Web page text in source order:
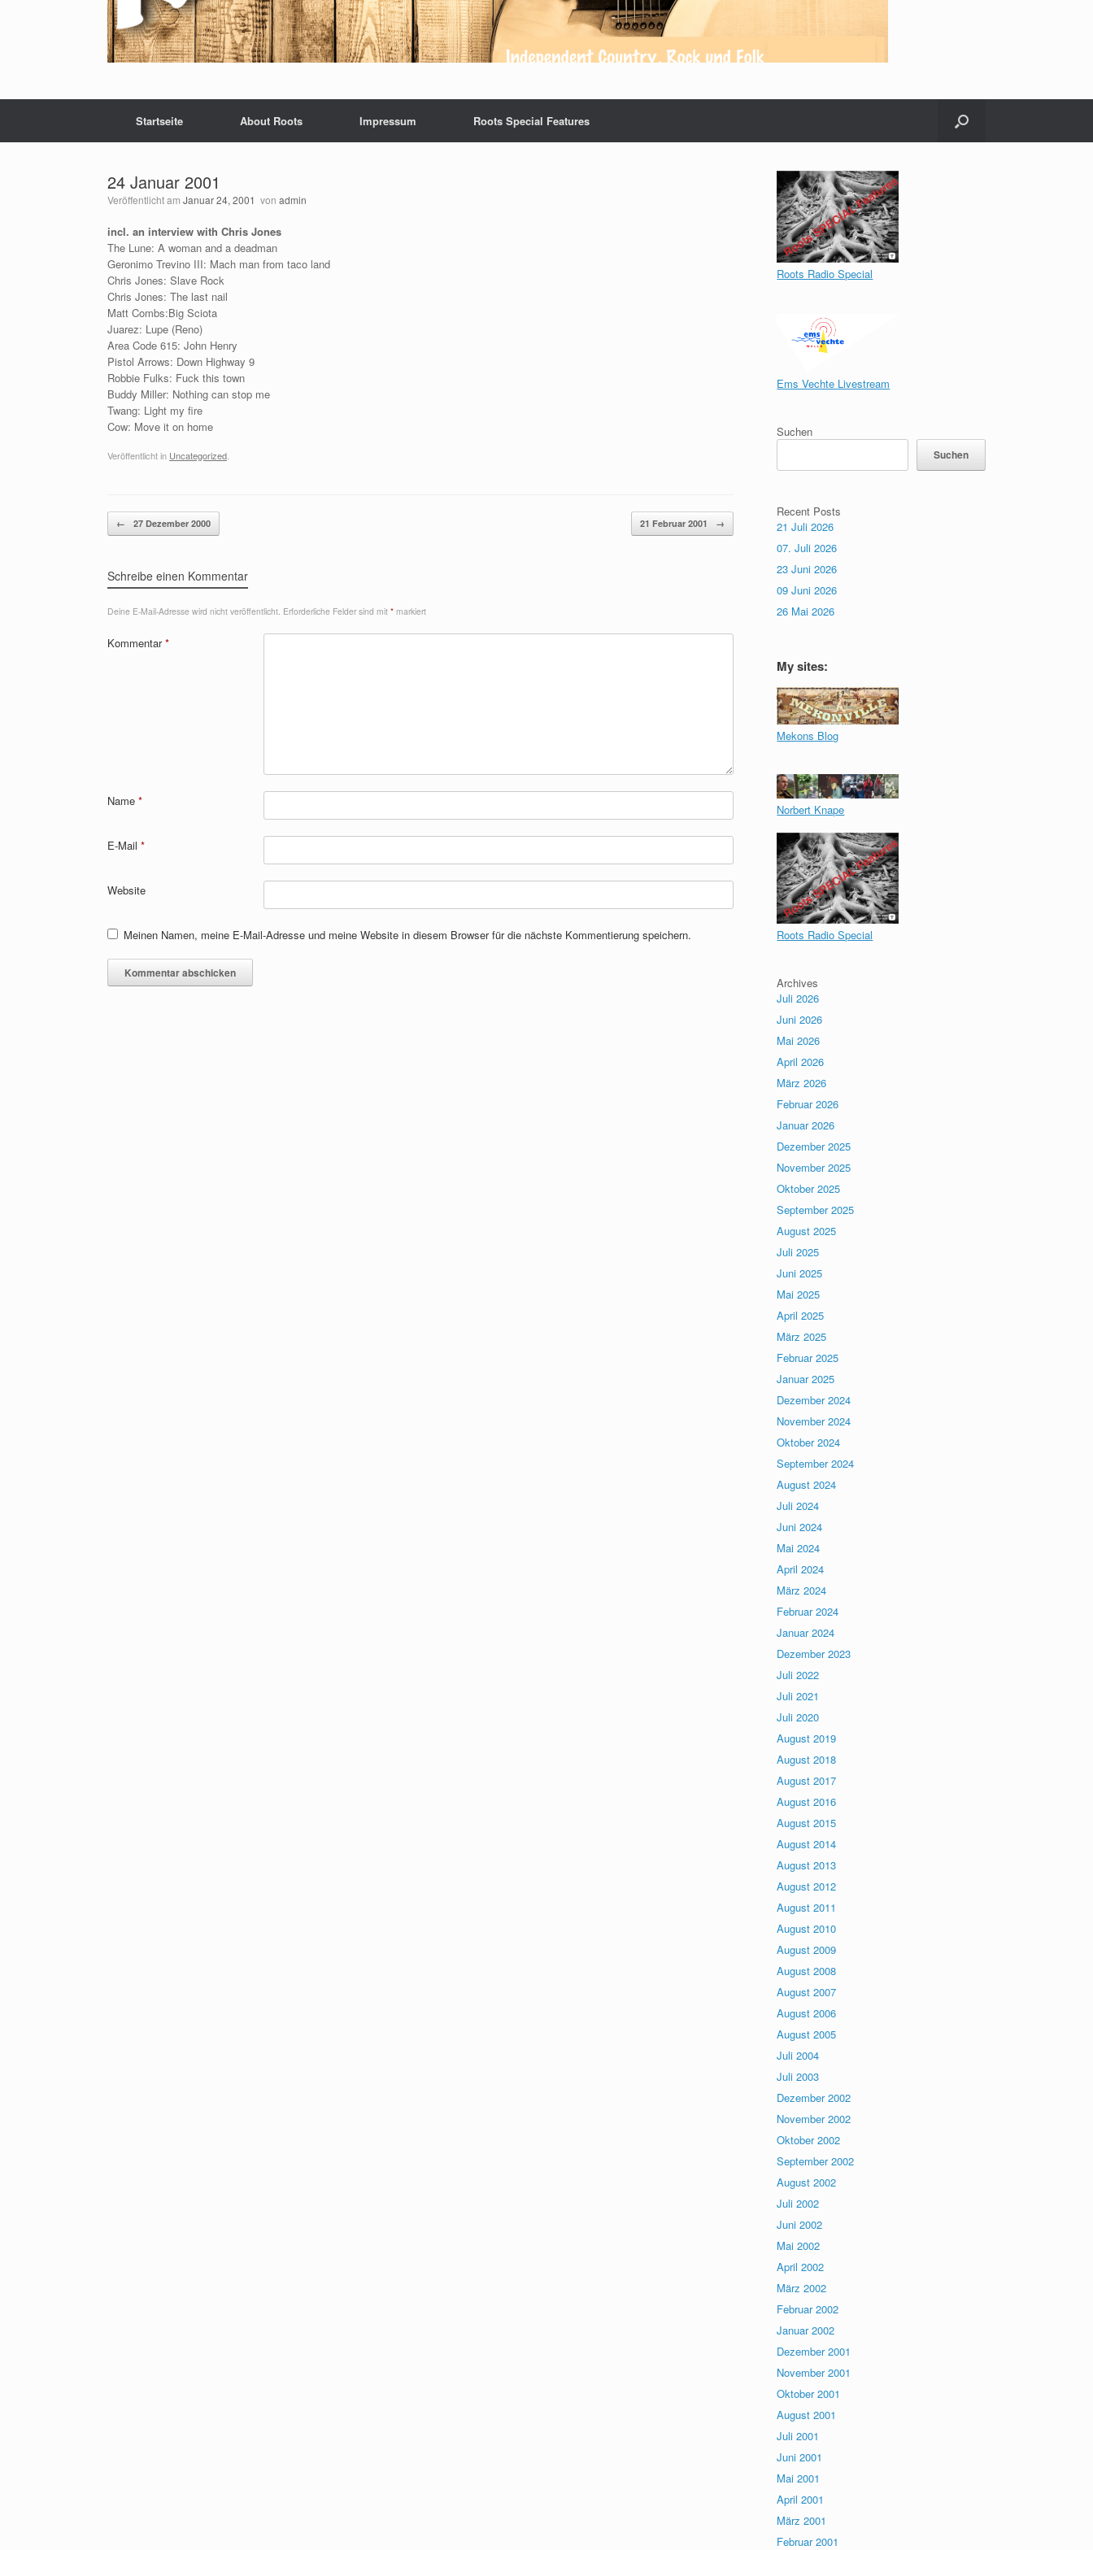
Startseite About Roots Impressum Roots Special Features
24 Januar 2001
Veröffentlicht am Januar 24, 2001 von admin
incl. an interview with Chris Jones
The Lune: A woman and a deadman
Geronimo Trevino III: Mach man from taco land
Chris Jones: Slave Rock
Chris Jones: The last nail
Matt Combs:Big Sciota
Juarez: Lupe (Reno)
Area Code 615: John Henry
Pistol Arrows: Down Highway 9
Robbie Fulks: Fuck this town
Buddy Miller: Nothing can stop me
Twang: Light my fire
Cow: Move it on home
Veröffentlicht in Uncategorized
Beitragsnavigation
← 27 Dezember 2000 21 Februar 2001 →
Schreibe einen Kommentar
Deine E-Mail-Adresse wird nicht veröffentlicht. Erforderliche Felder sind mit * markiert
Kommentar*
Name *
E-Mail *
Website
Meinen Namen, meine E-Mail-Adresse und meine Website in diesem Browser für die nächste Kommentierung speichern.
Roots Radio Special
Ems Vechte Livestream
Suchen
Suchen
Recent Posts
21 Juli 2026
07. Juli 2026
23 Juni 2026
09 Juni 2026
26 Mai 2026
My sites:
Mekons Blog
Norbert Knape
Roots Radio Special
Archives
Juli 2026
Juni 2026
Mai 2026
April 2026
März 2026
Februar 2026
Januar 2026
Dezember 2025
November 2025
Oktober 2025
September 2025
August 2025
Juli 2025
Juni 2025
Mai 2025
April 2025
März 2025
Februar 2025
Januar 2025
Dezember 2024
November 2024
Oktober 2024
September 2024
August 2024
Juli 2024
Juni 2024
Mai 2024
April 2024
März 2024
Februar 2024
Januar 2024
Dezember 2023
Juli 2022
Juli 2021
Juli 2020
August 2019
August 2018
August 2017
August 2016
August 2015
August 2014
August 2013
August 2012
August 2011
August 2010
August 2009
August 2008
August 2007
August 2006
August 2005
Juli 2004
Juli 2003
Dezember 2002
November 2002
Oktober 2002
September 2002
August 2002
Juli 2002
Juni 2002
Mai 2002
April 2002
März 2002
Februar 2002
Januar 2002
Dezember 2001
November 2001
Oktober 2001
August 2001
Juli 2001
Juni 2001
Mai 2001
April 2001
März 2001
Februar 2001